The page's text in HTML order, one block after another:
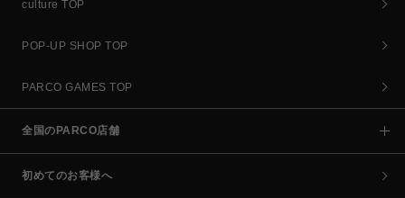
culture TOP
POP-UP SHOP TOP
PARCO GAMES TOP
全国のPARCO店舗
初めてのお客様へ